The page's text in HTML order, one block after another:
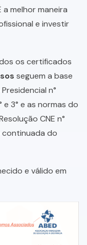
a melhor maneira
e investir
os certificados
seguem a base
n°
e 3° e as normas do
CNE n°
continuada do
e válido em